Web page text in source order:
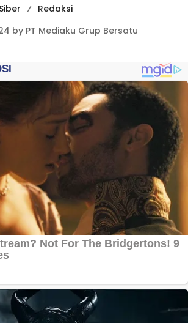
Redaksi
by PT Mediaku Grup Bersatu